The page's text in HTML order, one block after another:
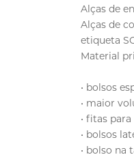
Alças de
Alças de
etiqueta
Material
• bolsos
• maior
• fitas
• bolsos
• bolso na